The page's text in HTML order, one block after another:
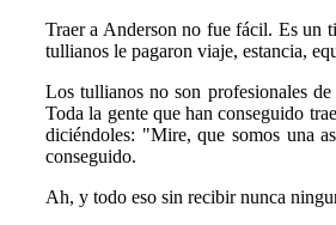
Traer a Anderson no fue fácil. Es un
tullianos le pagaron viaje, estancia,
Los tullianos no son profesionales
Toda la gente que han conseguido
diciéndoles: "Mire, que somos una
conseguido.
Ah, y todo eso sin recibir nunca